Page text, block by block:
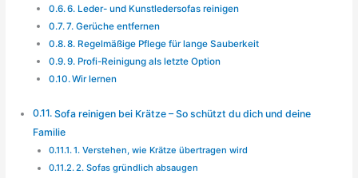
6. Leder- und Kunstledersofas reinigen
7. Gerüche entfernen
8. Regelmäßige Pflege für lange Sauberkeit
9. Profi-Reinigung als letzte Option
Wir lernen
Sofa reinigen bei Krätze – So schützt du dich und deine
Familie
1. Verstehen, wie Krätze übertragen wird
2. Sofas gründlich absaugen